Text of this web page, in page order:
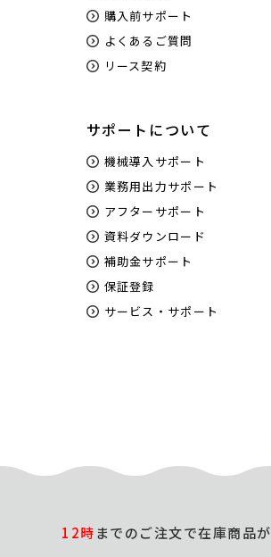
購入前サポート
よくあるご質問
リース契約
サポートについて
機械導入サポート
業務用出力サポート
アフターサポート
資料ダウンロード
補助金サポート
保証登録
サービス・サポート
12時までのご注文で在庫商品が